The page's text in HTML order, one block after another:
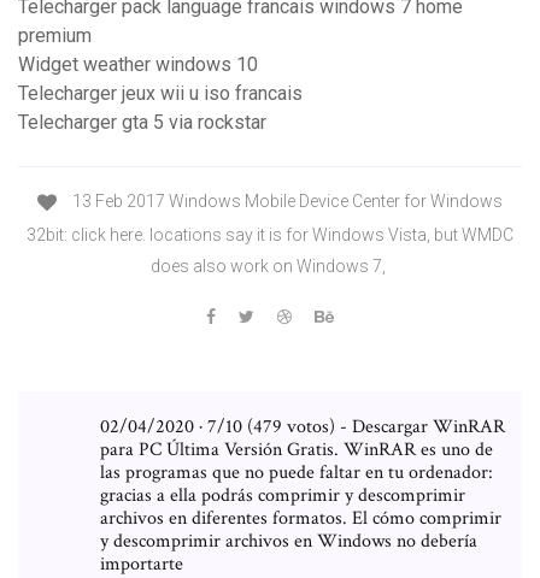
Telecharger pack language francais windows 7 home
premium
Widget weather windows 10
Telecharger jeux wii u iso francais
Telecharger gta 5 via rockstar
13 Feb 2017 Windows Mobile Device Center for Windows
32bit: click here. locations say it is for Windows Vista, but WMDC
does also work on Windows 7,
02/04/2020 · 7/10 (479 votos) - Descargar WinRAR
para PC Última Versión Gratis. WinRAR es uno de
las programas que no puede faltar en tu ordenador:
gracias a ella podrás comprimir y descomprimir
archivos en diferentes formatos. El cómo comprimir
y descomprimir archivos en Windows no debería
importarte